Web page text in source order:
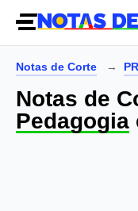
Notas de Corte
Notas de
Pedagogia